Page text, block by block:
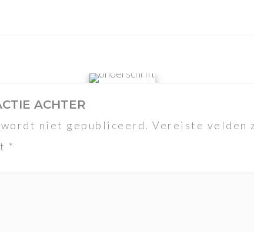
ACHTER
wordt niet gepubliceerd. Vereiste velden
*